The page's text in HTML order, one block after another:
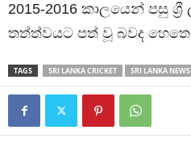
2015-2016 කාලයෙන් පසු
තත්ත්වයට පත් වූ බවද
TAGS SRI LANKA CRICKET SRI LANKA NEWS